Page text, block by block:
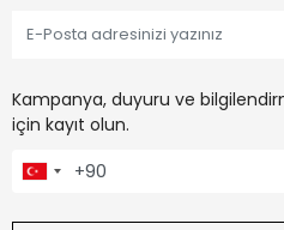
Kampanya, duyuru ve
için kayıt olun.